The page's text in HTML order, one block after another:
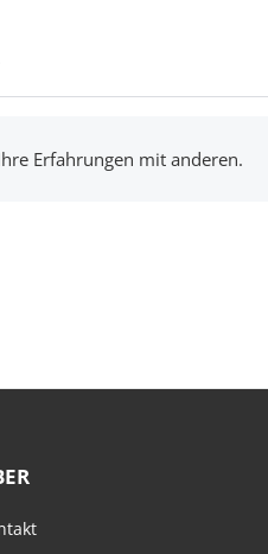
Erfahrungen mit anderen.